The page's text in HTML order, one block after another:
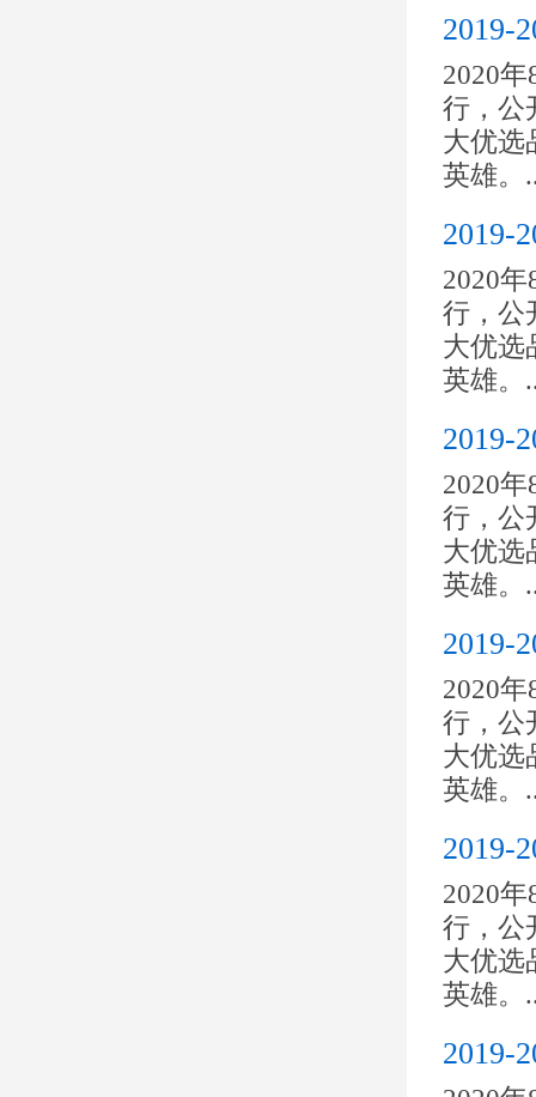
2019-
2020
行，公
大优选
英雄。
2019-
2020
行，公
大优选
英雄。
2019-
2020
行，公
大优选
英雄。
2019-
2020
行，公
大优选
英雄。
2019-
2020
行，公
大优选
英雄。
2019-